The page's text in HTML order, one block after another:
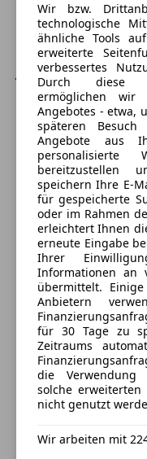
Sicherheit
ABS
Airbag hinten
Alarmanlage
Beifahrerairbag
ESP
Fahrerairbag
Isofix
Kopfairbag
LED-Scheinwerfer
LED-Tagfahrlicht
Nebelscheinwerfer
Notbremsassistent
Notrufsystem
Seitenairbag
Servolenkung
Spurhalteassistent
Tagfahrlicht
Totwinkel-
Ausstattungs-
Außenspiegel
Außenspiegel
Außenspiegel
Außenspiegel
Blinkleuchten LED
Comfort-Paket
Dachhimmel grau
Dachspoiler
Driver Assist-Paket
Dynamische
Easy-Entry /
Einparkhilfe hinten
Einparkhilfe vorn
Elektron.
Erweiterte
und Android Auto)
Fahrassistenz-
Fahrassistenz-
Fahrassistenz-
(SCBS)
Verkäufer
JN Auto GmbH
Sternebewertung 5
5Sterne
(100%
Kaiserstraße 1
3313 Wallsee, AT
Kontakt
Alle Fahrzeuge des
Anbieter
Deine Nachricht
Wir bzw.
technologische
ähnliche Tools
erweiterte
verbessertes
Durch diese
ermöglichen wir
Angebotes - etwa,
späteren Besuch
Angebote aus
personalisierte
bereitzustellen
speichern Ihre E-
für gespeicherte
oder im Rahmen
erleichtert Ihnen
erneute Eingabe
Ihrer
Informationen an
übermittelt.
Anbietern
für 30 Tage zu
Zeitraums
die Verwendung
solche
nicht genutzt
Wir arbeiten mit